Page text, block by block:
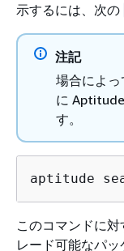
示するには、次の
注記
場合によ
に
す。
aptitude
このコマンドに
レード可能なパッ